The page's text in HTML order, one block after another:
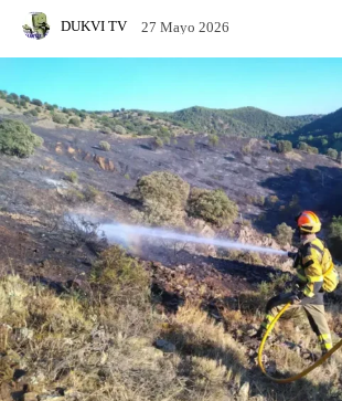
DUKVI TV 27 Mayo 2026